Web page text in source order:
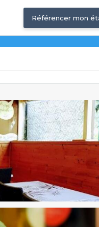
Référencer mon